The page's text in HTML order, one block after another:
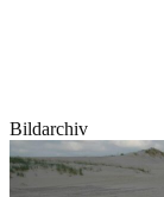
Bildarchiv